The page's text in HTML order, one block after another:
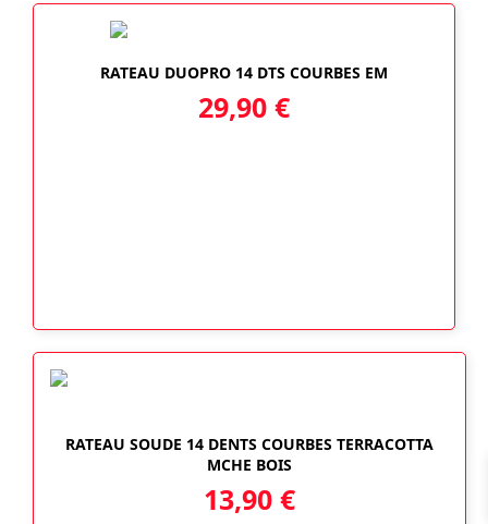
RATEAU DUOPRO 14 DTS COURBES EM
29,90 €
RATEAU SOUDE 14 DENTS COURBES TERRACOTTA
MCHE BOIS
13,90 €